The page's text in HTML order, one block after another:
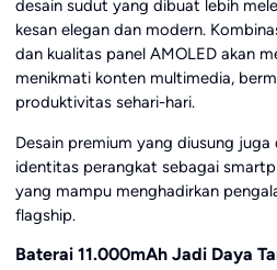
desain sudut yang dibuat lebih
kesan elegan dan modern.
dan kualitas panel AMOLED akan
menikmati konten multimedia,
produktivitas sehari-hari.
Desain premium yang diusung
identitas perangkat sebagai
yang mampu menghadirkan
flagship.
Baterai 11.000mAh Jadi Daya